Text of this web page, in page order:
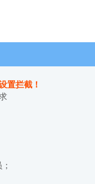
置拦截！